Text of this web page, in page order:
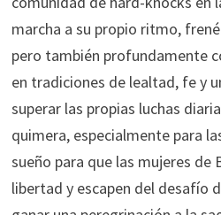
marcha a su propio ritmo,
pero también profundamente
en tradiciones de lealtad, fe y
superar las propias luchas
quimera, especialmente para
sueño para que las mujeres de
libertad y escapen del desafío